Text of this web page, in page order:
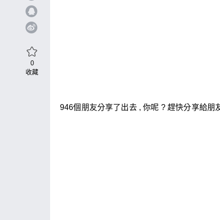
946個朋友分享了出去 , 你呢 ? 趕快分享給朋
0
收藏